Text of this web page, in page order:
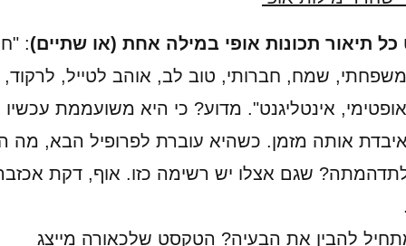
תיאור תכונות אופי במילה אחת (או שתיים):
שמח, חברותי, טוב לב, אוהב לטייל, לרקוד,
אופטימי, אינטליגנט". מדוע? כי היא משועממת עכשיו
אותה מזמן. כשהיא עוברת לפרופיל הבא, מה
שגם אצלו יש רשימה כזו. אוף, דקת
להבין את הבעיה? הטקסט שלכאורה מייצג